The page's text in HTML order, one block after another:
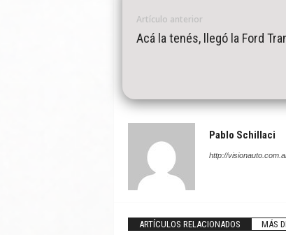
Artículo anterior
Acá la tenés, llegó la Ford
Pablo Schillaci
http://
ARTÍCULOS RELACIONADOS MÁS